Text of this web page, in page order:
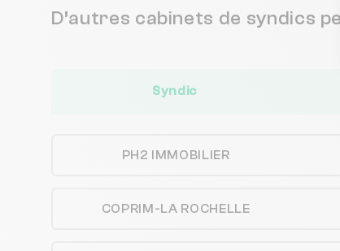
D’autres cabinets de syndics
Syndic
PH2 IMMOBILIER
COPRIM-LA ROCHELLE